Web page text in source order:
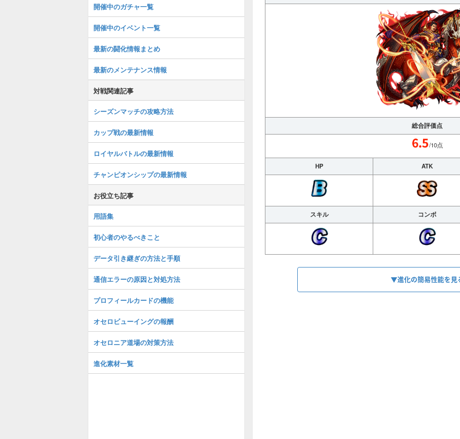
総合評価点
/10点
HP ATK
スキル コンボ
▼進化の簡易性能を見
開催中のガチャ一覧
開催中のイベント一覧
最新の闘化情報まとめ
最新のメンテナンス情報
対戦関連記事
シーズンマッチの攻略方法
カップ戦の最新情報
ロイヤルバトルの最新情報
チャンピオンシップの最新情報
お役立ち記事
用語集
初心者のやるべきこと
データ引き継ぎの方法と手順
通信エラーの原因と対処方法
プロフィールカードの機能
オセロビューイングの報酬
オセロニア道場の対策方法
進化素材一覧